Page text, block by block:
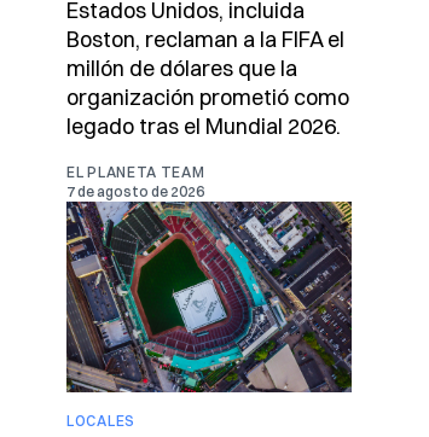
Estados Unidos, incluida
Boston, reclaman a la FIFA el
millón de dólares que la
organización prometió como
legado tras el Mundial 2026.
EL PLANETA TEAM
7 de agosto de 2026
LOCALES